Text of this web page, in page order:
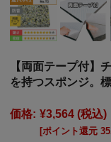
【両面テープ付
を持つスポンジ。
価格: ¥3,564 (税込)
[ポイント還元